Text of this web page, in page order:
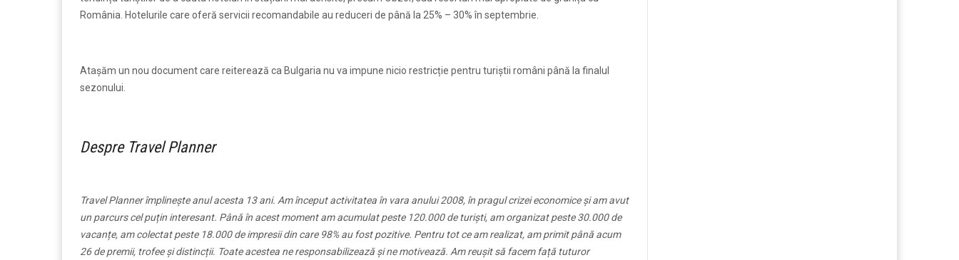
România. Hotelurile care oferă servicii recomandabile au reduceri de până la 25% – 30% în septembrie.
Atașăm un nou document care reiterează ca Bulgaria nu va impune nicio restricție pentru turiștii români până la finalul
sezonului.
Despre Travel Planner
Travel Planner împlinește anul acesta 13 ani. Am început activitatea în vara anului 2008, în pragul crizei economice și am avut
un parcurs cel puțin interesant. Până în acest moment am acumulat peste 120.000 de turiști, am organizat peste 30.000 de
vacanțe, am colectat peste 18.000 de impresii din care 98% au fost pozitive. Pentru tot ce am realizat, am primit până acum
26 de premii, trofee și distincții. Toate acestea ne responsabilizează și ne motivează. Am reușit să facem față tuturor